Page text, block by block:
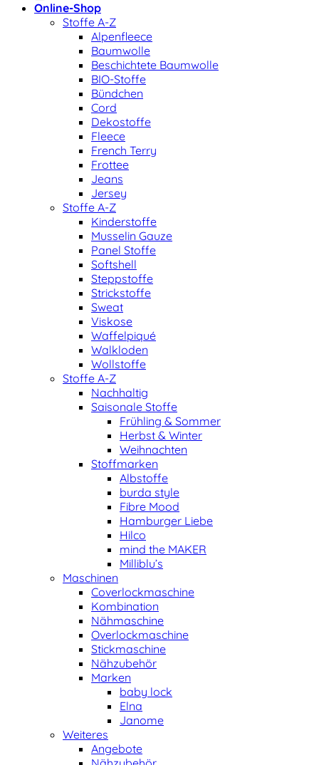
Online-Shop
Stoffe A-Z
Alpenfleece
Baumwolle
Beschichtete Baumwolle
BIO-Stoffe
Bündchen
Cord
Dekostoffe
Fleece
French Terry
Frottee
Jeans
Jersey
Stoffe A-Z
Kinderstoffe
Musselin Gauze
Panel Stoffe
Softshell
Steppstoffe
Strickstoffe
Sweat
Viskose
Waffelpiqué
Walkloden
Wollstoffe
Stoffe A-Z
Nachhaltig
Saisonale Stoffe
Frühling & Sommer
Herbst & Winter
Weihnachten
Stoffmarken
Albstoffe
burda style
Fibre Mood
Hamburger Liebe
Hilco
mind the MAKER
Milliblu’s
Maschinen
Coverlockmaschine
Kombination
Nähmaschine
Overlockmaschine
Stickmaschine
Nähzubehör
Marken
baby lock
Elna
Janome
Weiteres
Angebote